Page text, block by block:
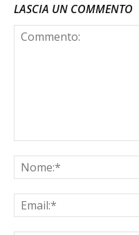
LASCIA UN COMMENTO